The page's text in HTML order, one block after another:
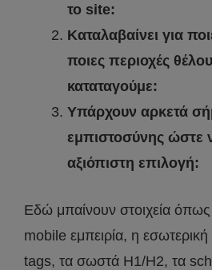
το site:
Καταλαβαίνει για
ποιες περιοχές
καταταγούμε:
Υπάρχουν αρκετά
εμπιστοσύνης ώστε
αξιόπιστη επιλογή:
Εδώ μπαίνουν στοιχεία
mobile εμπειρία, η
tags, τα σωστά H1/H2, τα